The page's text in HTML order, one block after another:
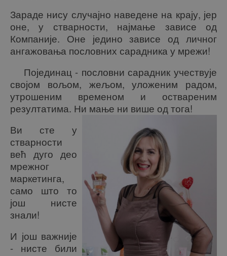
Зараде нису случајно наведене на крају, јер
оне, у стварности, најмање зависе од
Компаније. Оне једино зависе од личног
ангажовања пословних сарадника у мрежи!
Појединац - пословни сарадник учествује
својом вољом, жељом, уложеним радом,
утрошеним временом и оствареним
резултатима. Ни мање ни више од тога!
Ви сте у
стварности
већ дуго део
мрежног
маркетинга,
само што то
још нисте
знали!
И још важније
- нисте били